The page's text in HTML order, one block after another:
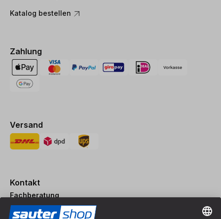
Katalog bestellen
Zahlung
Versand
Kontakt
Fachberatung
+49 (0) 8152 92898-80